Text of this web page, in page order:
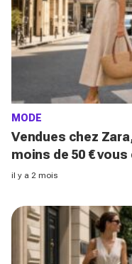
MODE
Vendues chez
moins de 50 €
facilement
il y a 2 mois